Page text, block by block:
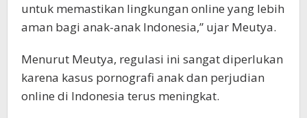
untuk memastikan lingkungan online yang lebih
aman bagi anak-anak Indonesia,” ujar Meutya.
Menurut Meutya, regulasi ini sangat diperlukan
karena kasus pornografi anak dan perjudian
online di Indonesia terus meningkat.